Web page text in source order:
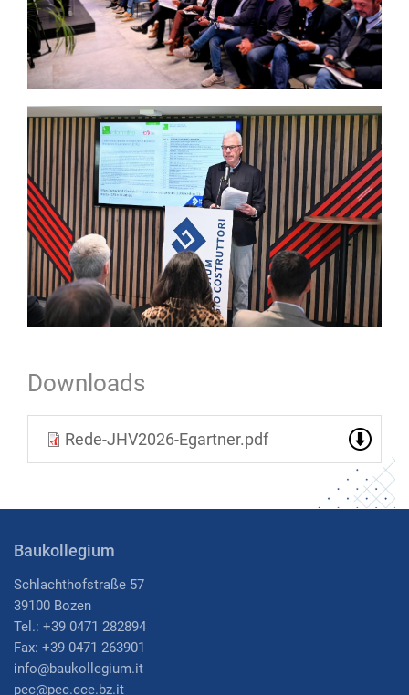
Downloads
Rede-JHV2026-Egartner.pdf
Baukollegium
Schlachthofstraße 57
39100 Bozen
Tel.: +39 0471 282894
Fax: +39 0471 263901
info@baukollegium.it
pec@pec.cce.bz.it